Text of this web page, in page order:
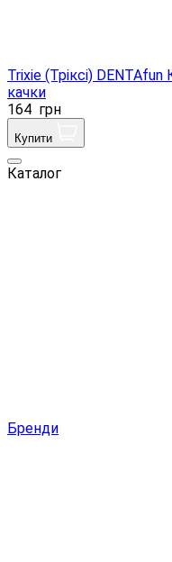
Trixie (Тріксі)
качки
164 грн
Купити
Каталог
Бренди